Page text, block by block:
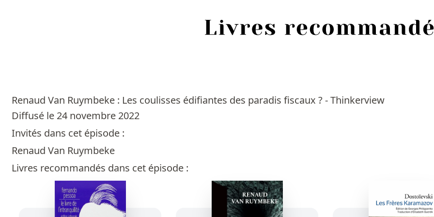
Renaud Van Ruymbeke : Les coulisses édifiantes des paradis fiscaux ? - Thinkerview
Diffusé le 24 novembre 2022
Invités dans cet épisode :
Renaud Van Ruymbeke
Livres recommandés dans cet épisode :
Sources
Personnes
Livres
Livres les plus recommandés
Prix littéraires